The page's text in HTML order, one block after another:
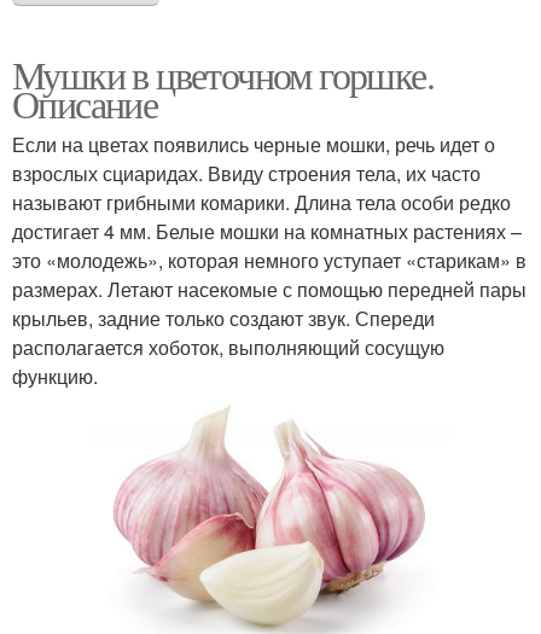
Мушки в цветочном горшке.
Описание
Если на цветах появились черные мошки, речь идет о
взрослых сциаридах. Ввиду строения тела, их часто
называют грибными комарики. Длина тела особи редко
достигает 4 мм. Белые мошки на комнатных растениях –
это «молодежь», которая немного уступает «старикам» в
размерах. Летают насекомые с помощью передней пары
крыльев, задние только создают звук. Спереди
располагается хоботок, выполняющий сосущую
функцию.